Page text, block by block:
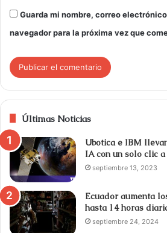
Guarda mi nombre, correo
navegador para la próxima vez que
Últimas Noticias
Ubotica e IBM
IA con un solo clic
septiembre 13, 2023
Ecuador aumenta
hasta 14 horas
septiembre 24, 2024